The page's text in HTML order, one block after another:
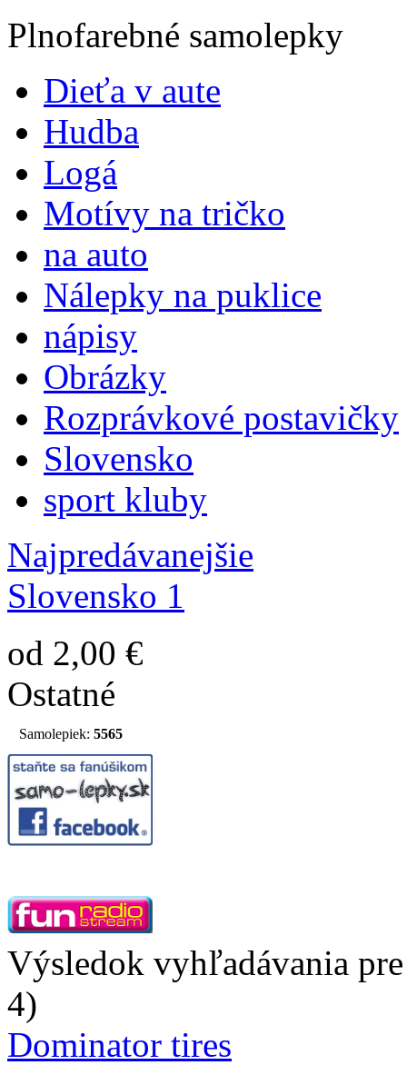
Plnofarebné samolepky
Dieťa v aute
Hudba
Logá
Motívy na tričko
na auto
Nálepky na puklice
nápisy
Obrázky
Rozprávkové postavičky
Slovensko
sport kluby
Najpredávanejšie
Slovensko 1
od 2,00 €
Ostatné
Samolepiek: 5565
Výsledok vyhľadávania
4)
Dominator tires